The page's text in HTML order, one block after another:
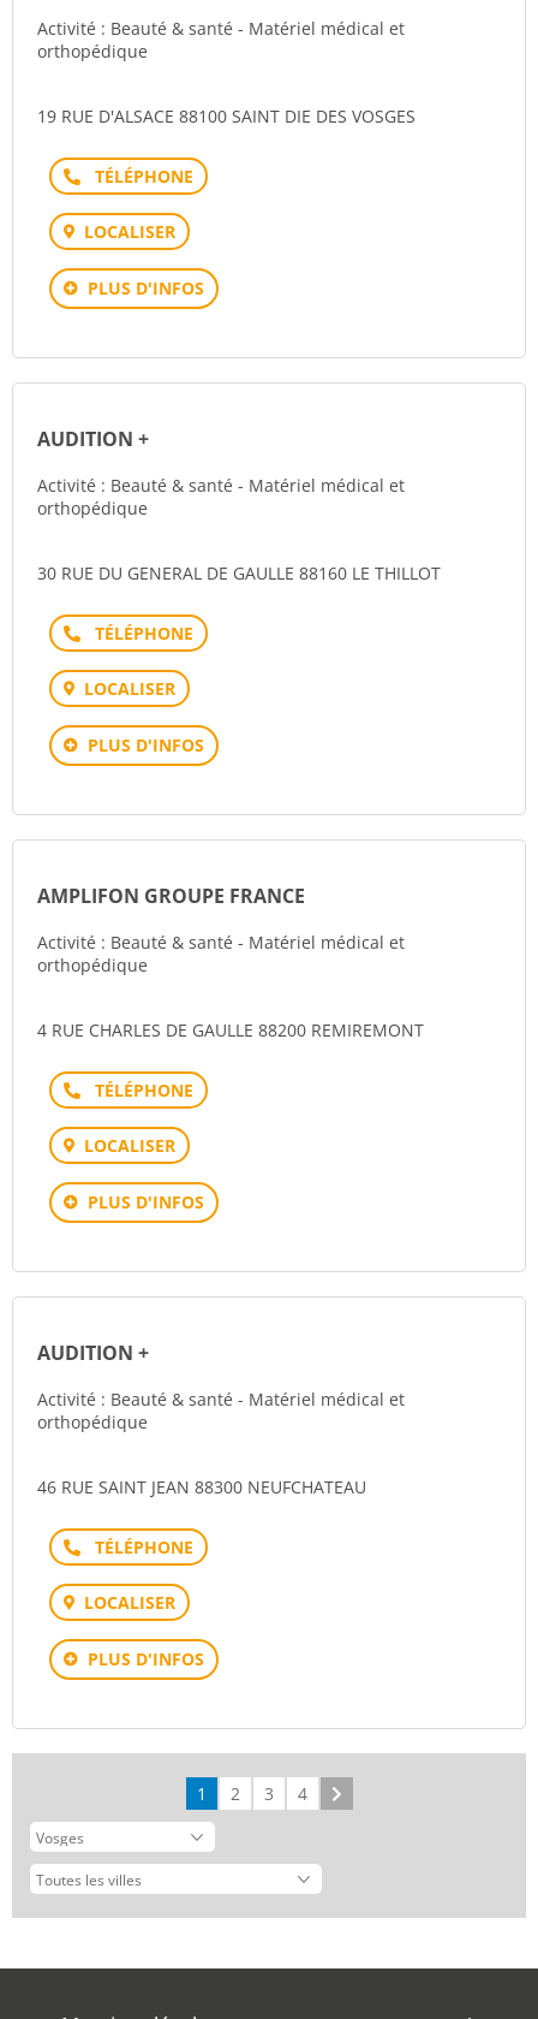
Activité : Beauté & santé - Matériel médical et
orthopédique
19 RUE D'ALSACE 88100 SAINT DIE DES VOSGES
Téléphone
LOCALISER
PLUS D'INFOS
AUDITION +
Activité : Beauté & santé - Matériel médical et
orthopédique
30 RUE DU GENERAL DE GAULLE 88160 LE THILLOT
Téléphone
LOCALISER
PLUS D'INFOS
AMPLIFON GROUPE FRANCE
Activité : Beauté & santé - Matériel médical et
orthopédique
4 RUE CHARLES DE GAULLE 88200 REMIREMONT
Téléphone
LOCALISER
PLUS D'INFOS
AUDITION +
Activité : Beauté & santé - Matériel médical et
orthopédique
46 RUE SAINT JEAN 88300 NEUFCHATEAU
Téléphone
LOCALISER
PLUS D'INFOS
1 2 3 4